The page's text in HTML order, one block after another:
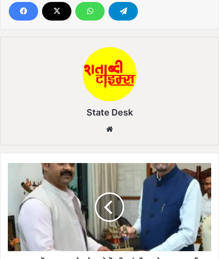
State Desk
te
रा
पा
ल